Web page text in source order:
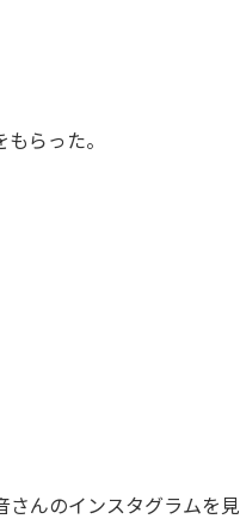
らった。
さんのインスタグラムを見